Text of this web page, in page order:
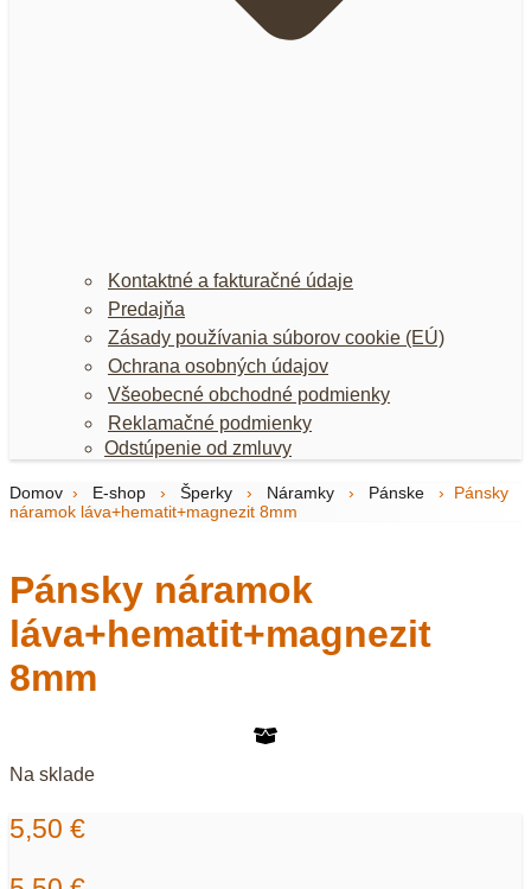
Kontaktné a fakturačné údaje
Predajňa
Zásady používania súborov cookie (EÚ)
Ochrana osobných údajov
Všeobecné obchodné podmienky
Reklamačné podmienky
Odstúpenie od zmluvy
Domov › E-shop › Šperky › Náramky › Pánske ›
Pánsky
náramok láva+hematit+magnezit 8mm
Pánsky náramok
láva+hematit+magnezit
8mm
Na sklade
5,50 €